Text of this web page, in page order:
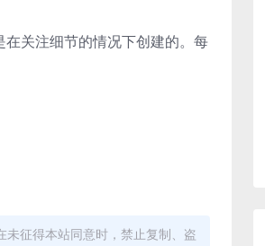
关注细节的情况下创建的。每
征得本站同意时，禁止复制、盗